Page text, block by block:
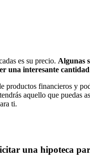
es su precio. Algunas
una interesante
productos financieros y
aquello que puedas
ti.
una hipoteca